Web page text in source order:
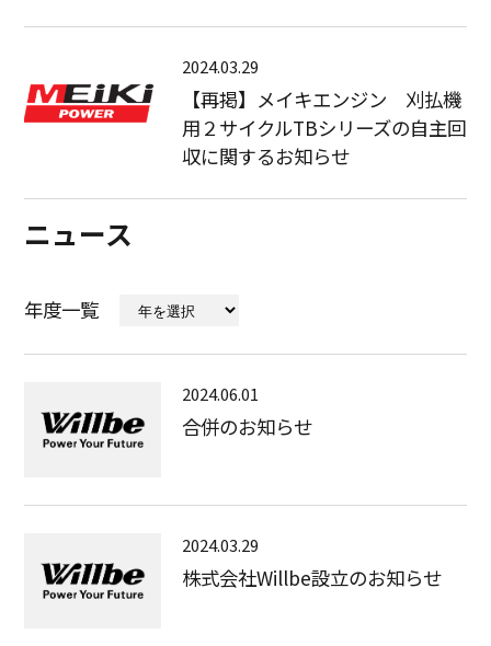
2024.03.29
【再掲】メイキエンジン 刈払機
用２サイクルTBシリーズの自主回
収に関するお知らせ
ニュース
年度一覧
2024.06.01
合併のお知らせ
2024.03.29
株式会社Willbe設立のお知らせ